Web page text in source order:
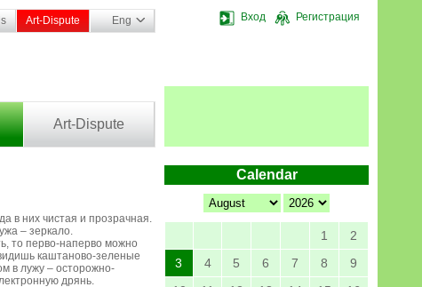
Вход Регистрация
Art-Dispute Eng
Art-Dispute
Calendar
1
2
3
4 5 6 7 8
9
в них чистая и прозрачная.
– зеркало.
то перво-наперво можно
каштаново-зеленые
в лужу – осторожно-
дрянь.